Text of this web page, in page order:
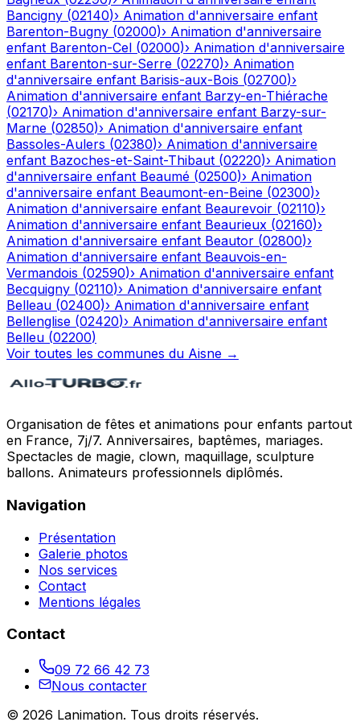
Bancigny (02140)› Animation d'anniversaire enfant
Barenton-Bugny (02000)› Animation d'anniversaire
enfant Barenton-Cel (02000)› Animation d'anniversaire
enfant Barenton-sur-Serre (02270)› Animation
d'anniversaire enfant Barisis-aux-Bois (02700)›
Animation d'anniversaire enfant Barzy-en-Thiérache
(02170)› Animation d'anniversaire enfant Barzy-sur-
Marne (02850)› Animation d'anniversaire enfant
Bassoles-Aulers (02380)› Animation d'anniversaire
enfant Bazoches-et-Saint-Thibaut (02220)› Animation
d'anniversaire enfant Beaumé (02500)› Animation
d'anniversaire enfant Beaumont-en-Beine (02300)›
Animation d'anniversaire enfant Beaurevoir (02110)›
Animation d'anniversaire enfant Beaurieux (02160)›
Animation d'anniversaire enfant Beautor (02800)›
Animation d'anniversaire enfant Beauvois-en-
Vermandois (02590)› Animation d'anniversaire enfant
Becquigny (02110)› Animation d'anniversaire enfant
Belleau (02400)› Animation d'anniversaire enfant
Bellenglise (02420)› Animation d'anniversaire enfant
Belleu (02200)
Voir toutes les communes du Aisne →
Organisation de fêtes et animations pour enfants partout
en France, 7j/7. Anniversaires, baptêmes, mariages.
Spectacles de magie, clown, maquillage, sculpture
ballons. Animateurs professionnels diplômés.
Navigation
Présentation
Galerie photos
Nos services
Contact
Mentions légales
Contact
09 72 66 42 73
Nous contacter
© 2026 Lanimation. Tous droits réservés.